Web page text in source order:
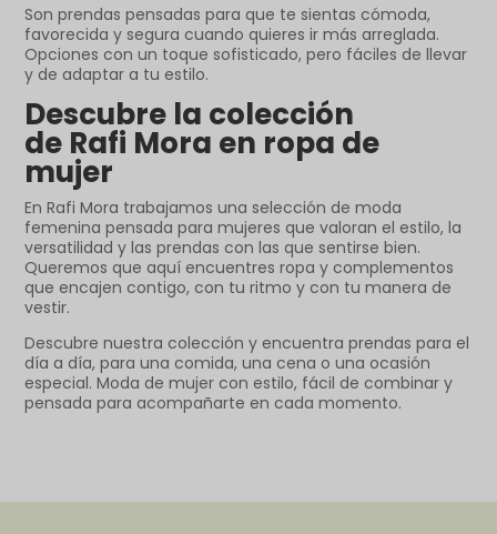
Son prendas pensadas para que te sientas cómoda,
favorecida y segura cuando quieres ir más arreglada.
Opciones con un toque sofisticado, pero fáciles de llevar
y de adaptar a tu estilo.
Descubre la colección
de Rafi Mora en ropa de
mujer
En Rafi Mora trabajamos una selección de moda
femenina pensada para mujeres que valoran el estilo, la
versatilidad y las prendas con las que sentirse bien.
Queremos que aquí encuentres ropa y complementos
que encajen contigo, con tu ritmo y con tu manera de
vestir.
Descubre nuestra colección y encuentra prendas para el
día a día, para una comida, una cena o una ocasión
especial. Moda de mujer con estilo, fácil de combinar y
pensada para acompañarte en cada momento.